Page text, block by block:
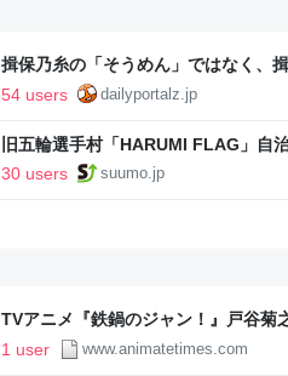
揖保乃糸の「そうめん」ではなく、
54 users
dailyportalz.jp
旧五輪選手村「HARUMI FLAG」自
ルで挑む、盆踊り2万人集客や交通
30 users suumo.jp
TVアニメ『鉄鍋のジャン！』戸谷菊
ー | アニメイトタイムズ
1 user www.animatetimes.com